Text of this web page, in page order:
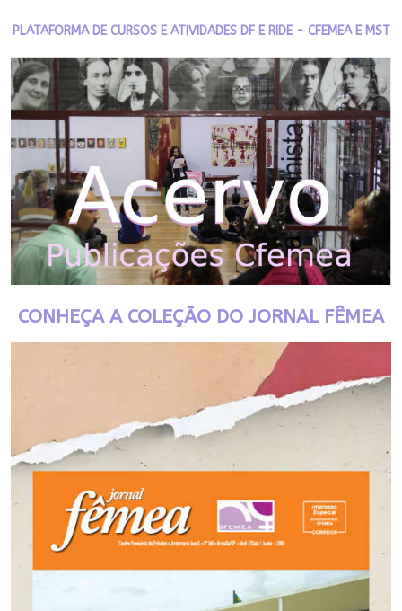
PLATAFORMA DE CURSOS E ATIVIDADES DF E RIDE - CFEMEA E MST
CONHEÇA A COLEÇÃO DO JORNAL FÊMEA